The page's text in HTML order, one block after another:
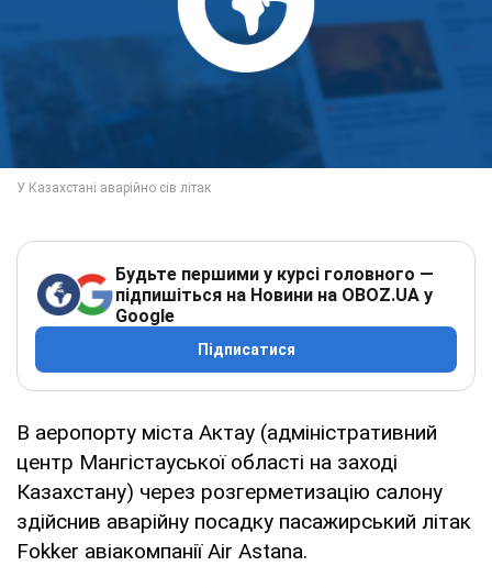
Будьте першими у курсі головного —
підпишіться на Новини на OBOZ.UA у
Google
Підписатися
В аеропорту міста Актау (адміністративний
центр Мангістауської області на заході
Казахстану) через розгерметизацію салону
здійснив аварійну посадку пасажирський літак
Fokker авіакомпанії Air Astana.